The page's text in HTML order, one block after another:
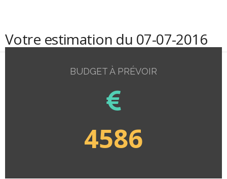
Votre estimation du 07-07-2016
BUDGET À PRÉVOIR
4586